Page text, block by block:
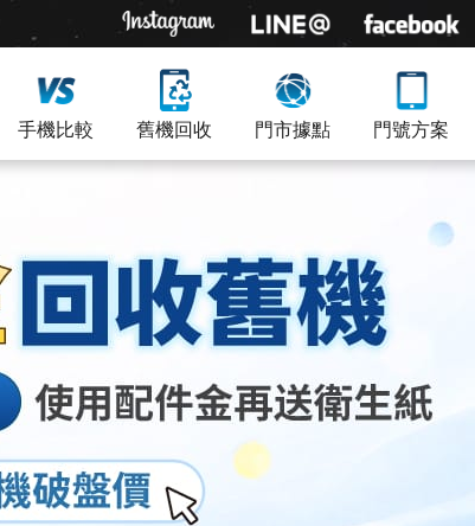
手機比較 舊機回收 門市據點 門號方案